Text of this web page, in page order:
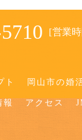
[営業
ト 岡山市の婚
報 アクセス